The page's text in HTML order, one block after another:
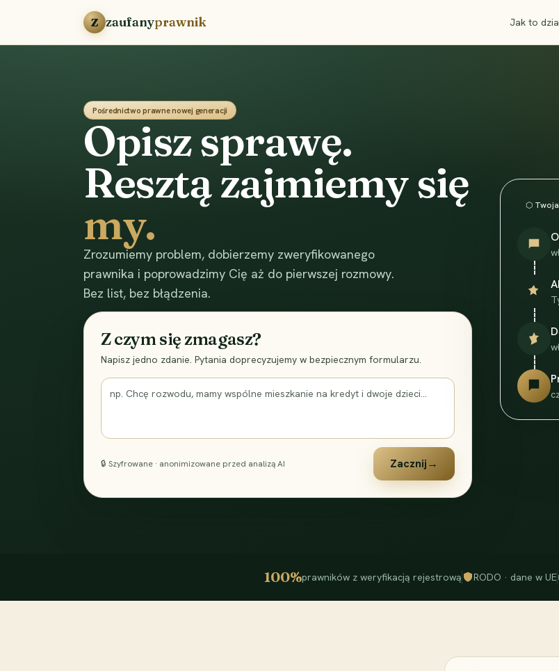
Przejdź do treści
Z zaufanyprawnik Jak to
Pośrednictwo prawne nowej generacji
Opisz sprawę.
Resztą zajmiemy się
my.
Zrozumiemy problem, dobierzemy zweryfikowanego
prawnika i poprowadzimy Cię aż do pierwszej rozmowy.
Bez list, bez błądzenia.
Z czym się zmagasz?
Napisz jedno zdanie. Pytania doprecyzujemy w bezpiecznym formularzu.
np. Chcę rozwodu, mamy wspólne mieszkanie na kredyt i dwoje dzieci...
🔒 Szyfrowane · anonimizowane przed analizą AI Zacznij→
⬡
100%prawników z weryfikacją rejestrową RODO · dane w UE